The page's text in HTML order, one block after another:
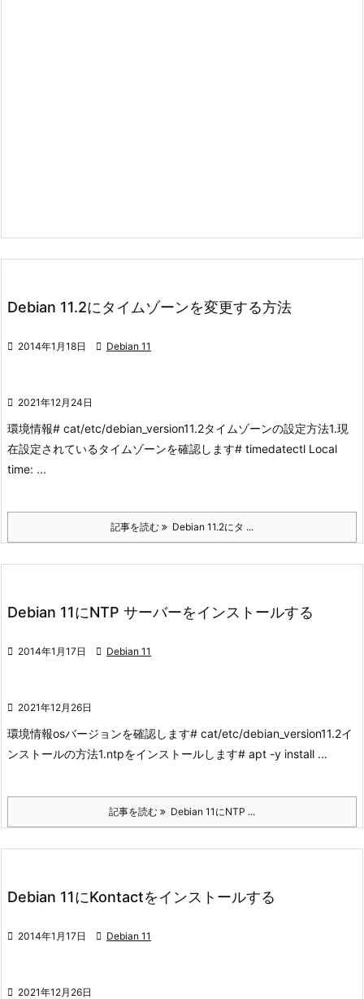
Debian 11.2にタイムゾーンを変更する方法
 2014年1月18日  Debian 11
 2021年12月24日
環境情報# cat/etc/debian_version11.2タイムゾーンの設定方法1.現
在設定されているタイムゾーンを確認します# timedatectl Local
time: ...
記事を読む Debian 11.2にタ ...
Debian 11にNTP サーバーをインストールする
 2014年1月17日  Debian 11
 2021年12月26日
環境情報osバージョンを確認します# cat/etc/debian_version11.2イ
ンストールの方法1.ntpをインストールします# apt -y install ...
記事を読む Debian 11にNTP ...
Debian 11にKontactをインストールする
 2014年1月17日  Debian 11
 2021年12月26日